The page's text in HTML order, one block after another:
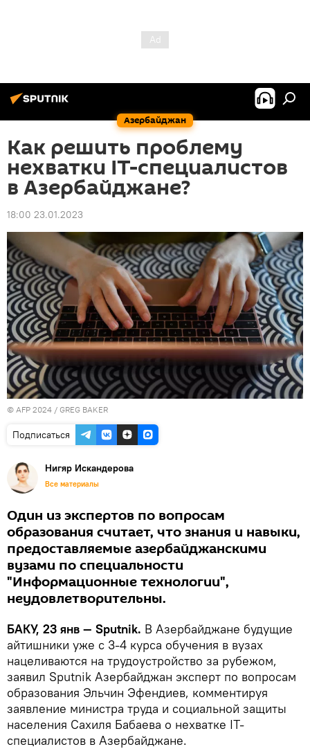
Азербайджан
Как решить проблему
нехватки IT-специалистов
в Азербайджане?
18:00 23.01.2023
© AFP 2024 / GREG BAKER
Подписаться
Нигяр Искандерова
Все материалы
Один из экспертов по вопросам
образования считает, что знания и навыки,
предоставляемые азербайджанскими
вузами по специальности
"Информационные технологии",
неудовлетворительны.
БАКУ, 23 янв — Sputnik. В Азербайджане будущие
айтишники уже с 3-4 курса обучения в вузах
нацеливаются на трудоустройство за рубежом,
заявил Sputnik Азербайджан эксперт по вопросам
образования Эльчин Эфендиев, комментируя
заявление министра труда и социальной защиты
населения Сахиля Бабаева о нехватке IT-
специалистов в Азербайджане.